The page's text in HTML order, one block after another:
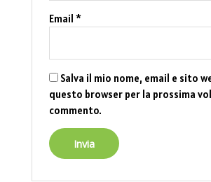
Email*
Salva il mio nome, email e sito
questo browser per la prossima
commento.